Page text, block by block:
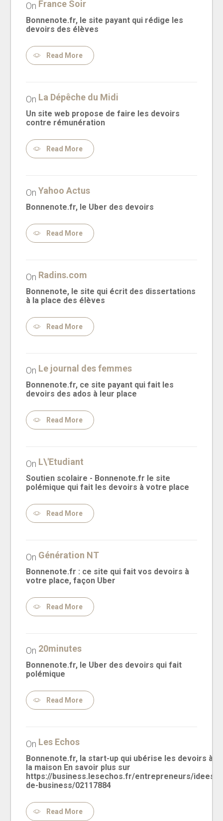
On France Soir
Bonnenote.fr, le site payant qui rédige les
devoirs des élèves
Read More
On La Dépêche du Midi
Un site web propose de faire les devoirs
contre rémunération
Read More
On Yahoo Actus
Bonnenote.fr, le Uber des devoirs
Read More
On Radins.com
Bonnenote, le site qui écrit des dissertations
à la place des élèves
Read More
On Le journal des femmes
Bonnenote.fr, ce site payant qui fait les
devoirs des ados à leur place
Read More
On L\'Etudiant
Soutien scolaire - Bonnenote.fr le site
polémique qui fait les devoirs à votre place
Read More
On Génération NT
Bonnenote.fr : ce site qui fait vos devoirs à
votre place, façon Uber
Read More
On 20minutes
Bonnenote.fr, le Uber des devoirs qui fait
polémique
Read More
On Les Echos
Bonnenote.fr, la start-up qui ubérise les devoirs à
la maison En savoir plus sur
https://business.lesechos.fr/entrepreneurs/idees-
de-business/02117884
Read More